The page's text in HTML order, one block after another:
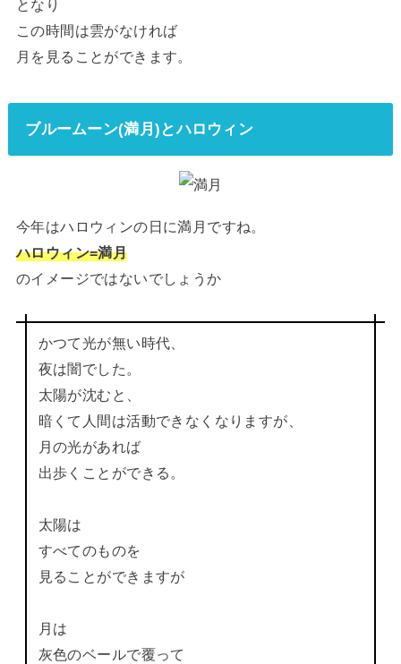
となり
この時間は雲がなければ
月を見ることができます。
ブルームーン(満月)とハロウィン
今年はハロウィンの日に満月ですね。
ハロウィン=満月
のイメージではないでしょうか
かつて光が無い時代、
夜は闇でした。
太陽が沈むと、
暗くて人間は活動できなくなりますが、
月の光があれば
出歩くことができる。
太陽は
すべてのものを
見ることができますが
月は
灰色のベールで覆って